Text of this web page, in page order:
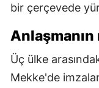
bir çerçevede
Üç ülke
Mekke'de